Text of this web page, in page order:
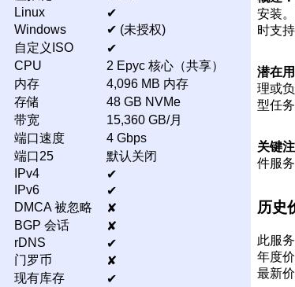
Linux
✔
Windows
✔ (未授权)
自定义ISO
✔
CPU
2 Epyc 核心（共享）
内存
4,096 MB 内存
存储
48 GB NVMe
带宽
15,360 GB/月
端口速度
4 Gbps
端口25
默认关闭
IPv4
✔
IPv6
✔
DMCA 被忽略
✘
BGP 会话
✘
rDNS
✔
门罗币
✘
现有库存
✔
安装
时支
潜在用
理或
型任
关键
件服
历史
此服
年度
最新